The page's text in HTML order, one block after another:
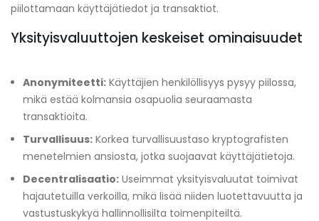
piilottamaan käyttäjätiedot ja transaktiot.
Yksityisvaluuttojen keskeiset ominaisuudet
Anonymiteetti: Käyttäjien henkilöllisyys pysyy piilossa,
mikä estää kolmansia osapuolia seuraamasta
transaktioita.
Turvallisuus: Korkea turvallisuustaso kryptografisten
menetelmien ansiosta, jotka suojaavat käyttäjätietoja.
Decentralisaatio: Useimmat yksityisvaluutat toimivat
hajautetuilla verkoilla, mikä lisää niiden luotettavuutta ja
vastustuskykyä hallinnollisilta toimenpiteiltä.